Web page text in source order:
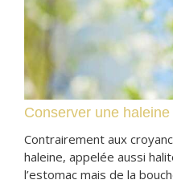
Conserver une
Contrairement aux
haleine, appelée aussi
l’estomac mais de la